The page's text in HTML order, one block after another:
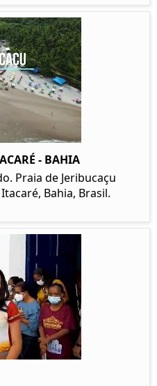
- BAHIA
Praia de Jeribucaçu
Bahia, Brasil.